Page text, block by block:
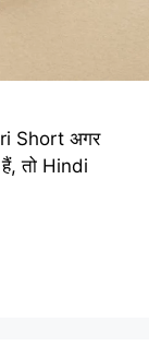
Short अगर
तो Hindi